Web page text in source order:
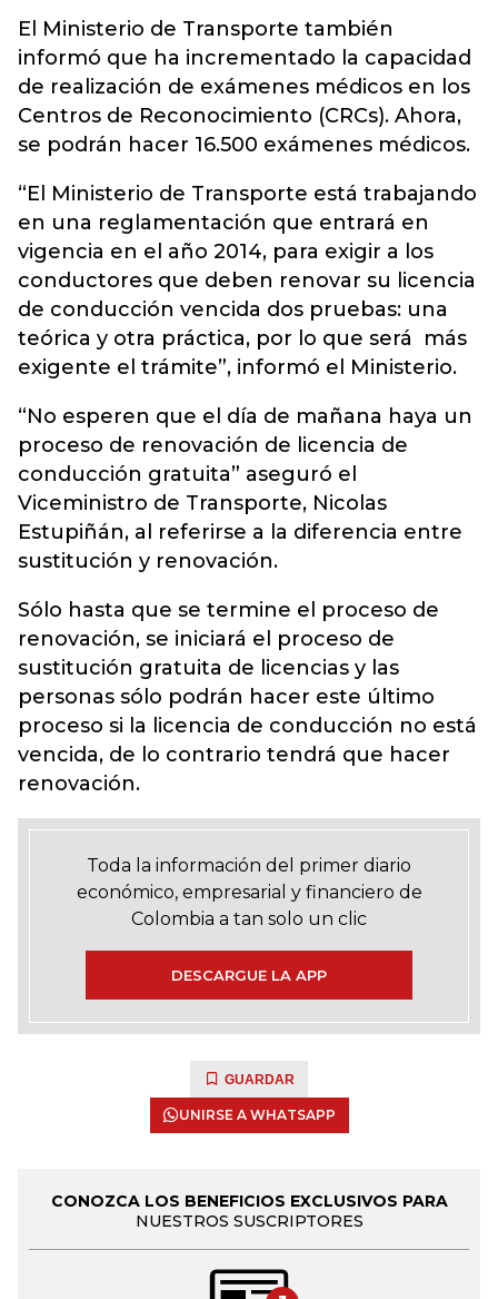
El Ministerio de Transporte también
informó que ha incrementado la capacidad
de realización de exámenes médicos en los
Centros de Reconocimiento (CRCs). Ahora,
se podrán hacer 16.500 exámenes médicos.
“El Ministerio de Transporte está trabajando
en una reglamentación que entrará en
vigencia en el año 2014, para exigir a los
conductores que deben renovar su licencia
de conducción vencida dos pruebas: una
teórica y otra práctica, por lo que será más
exigente el trámite”, informó el Ministerio.
“No esperen que el día de mañana haya un
proceso de renovación de licencia de
conducción gratuita” aseguró el
Viceministro de Transporte, Nicolas
Estupiñán, al referirse a la diferencia entre
sustitución y renovación.
Sólo hasta que se termine el proceso de
renovación, se iniciará el proceso de
sustitución gratuita de licencias y las
personas sólo podrán hacer este último
proceso si la licencia de conducción no está
vencida, de lo contrario tendrá que hacer
renovación.
Toda la información del primer diario
económico, empresarial y financiero de
Colombia a tan solo un clic
DESCARGUE LA APP
GUARDAR
UNIRSE A WHATSAPP
CONOZCA LOS BENEFICIOS EXCLUSIVOS PARA
NUESTROS SUSCRIPTORES